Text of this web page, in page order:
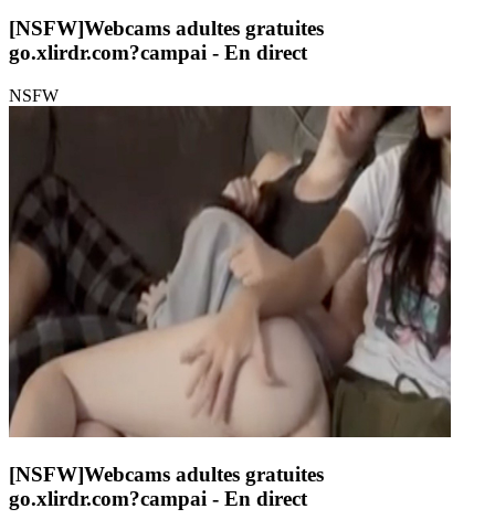
[NSFW]Webcams adultes gratuites
go.xlirdr.com?campai - En direct
NSFW
[NSFW]Webcams adultes gratuites
go.xlirdr.com?campai - En direct